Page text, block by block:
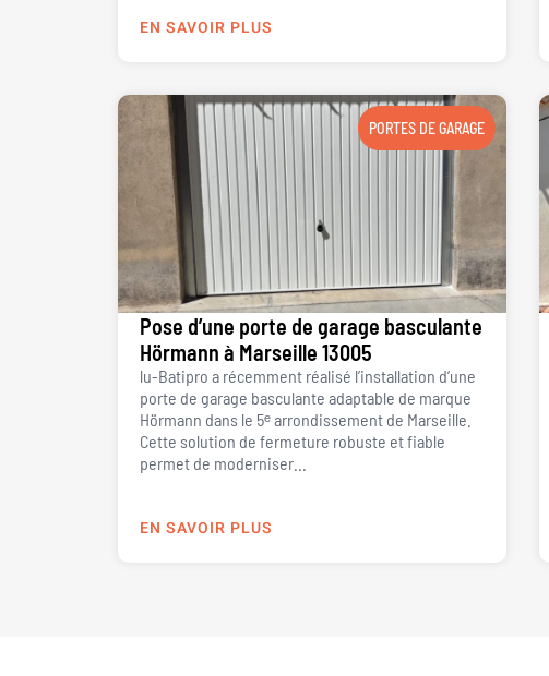
EN SAVOIR PLUS
PORTES DE GARAGE
Pose d’une porte de garage basculante
Hörmann à Marseille 13005
lu-Batipro a récemment réalisé l’installation d’une
porte de garage basculante adaptable de marque
Hörmann dans le 5ᵉ arrondissement de Marseille.
Cette solution de fermeture robuste et fiable
permet de moderniser...
EN SAVOIR PLUS